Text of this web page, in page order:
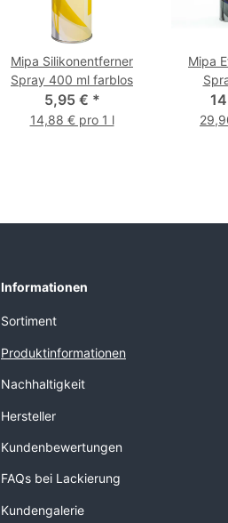
Mipa Silikonentferner
Spray 400 ml farblos
5,95 € *
14,88 € pro 1 l
Mipa
Informationen
Sortiment
Produktinformationen
Nachhaltigkeit
Hersteller
Kundenbewertungen
FAQs bei Lackierung
Kundengalerie